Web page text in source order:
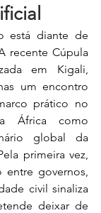
está diante de
recente Cúpula
em Kigali,
um encontro
prático no
África como
global da
primeira vez,
entre governos,
civil sinaliza
deixar de